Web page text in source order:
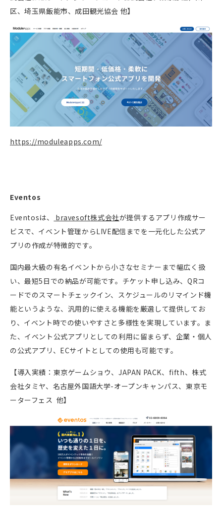
区、埼玉県飯能市、成田観光協会 他】
https://moduleapps.com/
Eventos
Eventosは、 bravesoft株式会社が提供するアプリ作成サー
ビスで、イベント管理からLIVE配信までを一元化した公式ア
プリの作成が特徴的です。
国内最大級の有名イベントから小さなセミナーまで幅広く扱
い、最短5日での納品が可能です。チケット申し込み、QRコ
ードでのスマートチェックイン、スケジュールのリマインド機
能というような、汎用的に使える機能を厳選して提供してお
り、イベント時での使いやすさと多様性を実現しています。ま
た、イベント公式アプリとしての利用に留まらず、企業・個人
の公式アプリ、 ECサイトとしての使用も可能です。
【導入実績：東京ゲームショウ、JAPAN PACK、fifth、株式
会社タミヤ、名古屋外国語大学-オープンキャンパス、東京モ
ーターフェス 他】